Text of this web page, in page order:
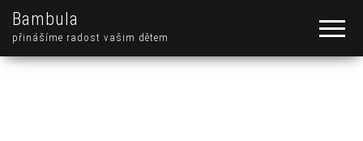
Bambula
přinášíme radost vašim dětem